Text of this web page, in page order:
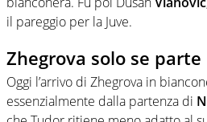
il pareggio per la Juve.
Zhegrova solo se parte
Oggi l’arrivo di Zhegrova in
essenzialmente dalla partenza di